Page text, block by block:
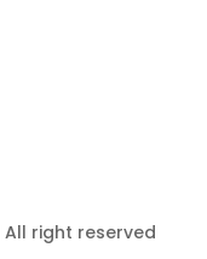
right reserved